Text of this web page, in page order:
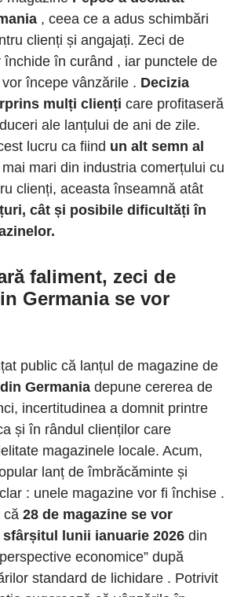
, ceea ce a adus schimbări
clienți și angajați. Zeci de
închide în curând , iar punctele de
începe vânzările . Decizia
mulți clienți care profitaseră
ale lanțului de ani de zile.
lucru ca fiind un alt semn al
mari din industria comerțului cu
clienți, aceasta înseamnă atât
cât și posibile dificultăți în
faliment, zeci de
Germania se vor
public că lanțul de magazine de
Germania depune cererea de
incertitudinea a domnit printre
și în rândul clienților care
magazinele locale. Acum,
lanț de îmbrăcăminte și
: unele magazine vor fi închise .
că 28 de magazine se vor
lunii ianuarie 2026 din
economice” după
standard de lichidare . Potrivit